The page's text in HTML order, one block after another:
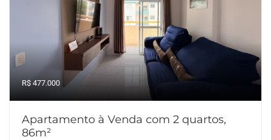
R$ 477.000
Apartamento à Venda com 2 quartos,
86m²